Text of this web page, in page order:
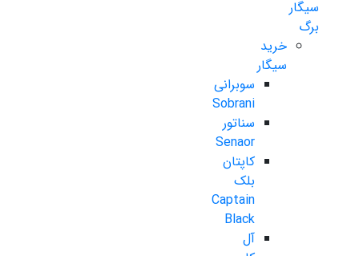
سیگار
برگ
خرید
سیگار
سوبرانی
Sobrani
سناتور
Senaor
کاپتان
بلک
Captain
Black
آل